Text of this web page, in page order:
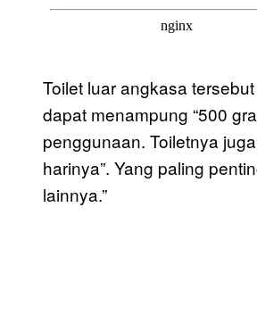
Toilet luar angkasa
dapat menampung “500
penggunaan. Toiletnya
harinya”. Yang paling
lainnya.”